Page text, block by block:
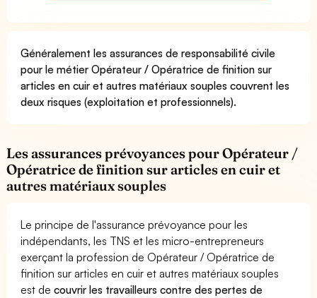
Généralement les assurances de responsabilité civile
pour le métier Opérateur / Opératrice de finition sur
articles en cuir et autres matériaux souples couvrent les
deux risques (exploitation et professionnels).
Les assurances prévoyances pour Opérateur /
Opératrice de finition sur articles en cuir et
autres matériaux souples
Le principe de l'assurance prévoyance pour les
indépendants, les TNS et les micro-entrepreneurs
exerçant la profession de Opérateur / Opératrice de
finition sur articles en cuir et autres matériaux souples
est decouvrir les travailleurs contre des pertes de